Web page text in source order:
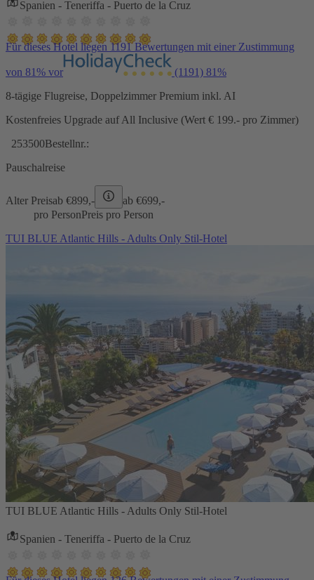
Spanien - Teneriffa - Puerto de la Cruz
Für dieses Hotel liegen 1191 Bewertungen mit einer Zustimmung
von 81% vor (1191) 81%
8-tägige Flugreise, Doppelzimmer Premium inkl. AI
Kostenfreies Upgrade auf All Inclusive (Wert € 199.- pro Zimmer)
253500Bestellnr.:
Pauschalreise
Alter Preisab €899,- ab €699,-
pro PersonPreis pro Person
TUI BLUE Atlantic Hills - Adults Only Stil-Hotel
TUI BLUE Atlantic Hills - Adults Only Stil-Hotel
Spanien - Teneriffa - Puerto de la Cruz